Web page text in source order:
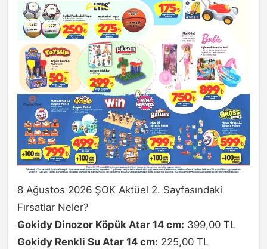
8 Ağustos 2026 ŞOK Aktüel 2. Sayfasındaki
Fırsatlar Neler?
Gokidy Dinozor Köpük Atar 14 cm: 399,00 TL
Gokidy Renkli Su Atar 14 cm: 225,00 TL